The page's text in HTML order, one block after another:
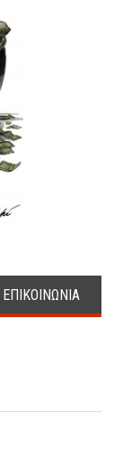
ΕΠΙΚΟΙΝΩΝΙΑ